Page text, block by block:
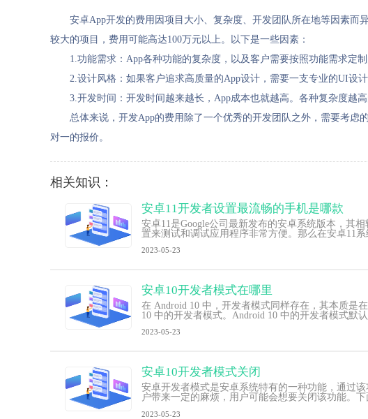
安卓App开发的费用因项目大小、复杂度、开发团队所在地等因素而
较大的项目，费用可能高达100万元以上。以下是一些因素：
1.功能需求：App各种功能的复杂度，以及客户需要按照功能需求定
2.设计风格：如果客户追求高质量的App设计，需要一支专业的UI设
3.开发时间：开发时间越来越长，App成本也就越高。各种复杂度越
总体来说，开发App的费用除了一个优秀的开发团队之外，需要考虑
对一的报价。
相关知识：
安卓11开发者设置最流畅的手机是哪款
安卓11是Google公司最新发布的安卓系统版本，其
置来测试和调试应用程序非常方便。那么在安卓11
2023-05-23
安卓10开发者模式在哪里
在 Android 10 中，开发者模式同样存在，其本质是
10 中的开发者模式。Android 10 中的开发者模式默
2023-05-23
安卓10开发者模式关闭
安卓开发者模式是安卓系统特有的一种功能，通过
户带来一定的麻烦，用户可能会想要关闭该功能。
2023-05-23